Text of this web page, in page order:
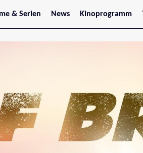
& Serien
Trailer
News
Stars
Kinoprogramm
Jetzt im Kino
Kärnten
Salzburg
Tirol
Vorarlberg